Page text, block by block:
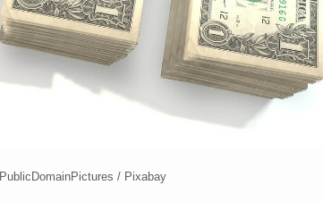
PublicDomainPictures / Pixabay